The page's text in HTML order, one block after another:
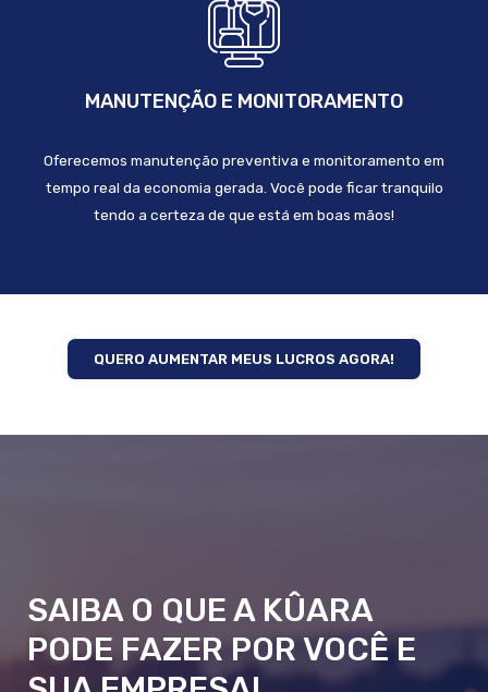
MANUTENÇÃO E MONITORAMENTO
Oferecemos manutenção preventiva e monitoramento em
tempo real da economia gerada. Você pode ficar tranquilo
tendo a certeza de que está em boas mãos!
QUERO AUMENTAR MEUS LUCROS AGORA!
SAIBA O QUE A KÛARA
PODE FAZER POR VOCÊ E